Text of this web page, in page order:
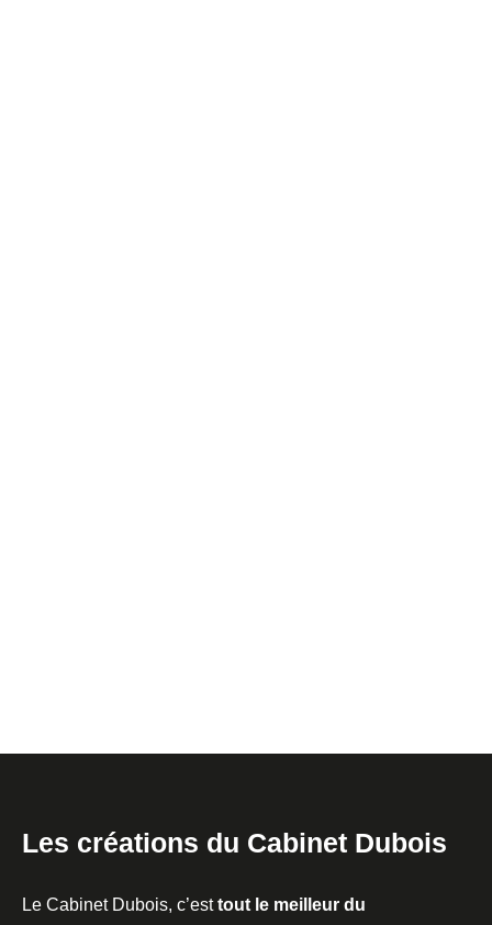
Les créations du Cabinet Dubois
Le Cabinet Dubois, c’esttout le meilleur du